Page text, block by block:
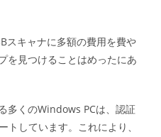
スキャナに多額の費用を費や
を見つけることはめったにあ
多くのWindows PCは、認証
しています。これにより、